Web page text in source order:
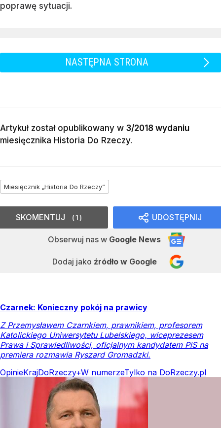
poprawę sytuacji.
NASTĘPNA STRONA
Artykuł został opublikowany w 3/2018 wydaniu
miesięcznika Historia Do Rzeczy.
Miesięcznik „Historia Do Rzeczy”
UDOSTĘPNIJ
Obserwuj nas w Google News
Dodaj jako źródło w Google
SKOMENTUJ 1
Czarnek: Konieczny pokój na prawicy
Z Przemysławem Czarnkiem, prawnikiem, profesorem
Katolickiego Uniwersytetu Lubelskiego, wiceprezesem
Prawa i Sprawiedliwości, oficjalnym kandydatem PiS na
premiera rozmawia Ryszard Gromadzki.
OpinieKrajDoRzeczy+W numerzeTylko na DoRzeczy.pl